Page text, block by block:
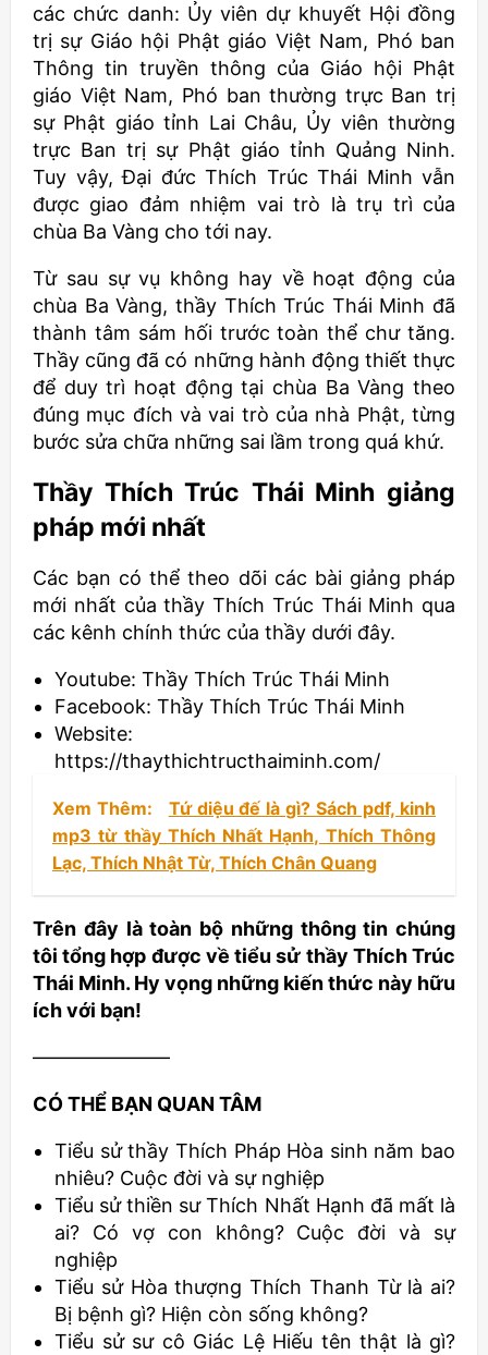
các chức danh: Ủy viên dự khuyết Hội đồng
trị sự Giáo hội Phật giáo Việt Nam, Phó ban
Thông tin truyền thông của Giáo hội Phật
giáo Việt Nam, Phó ban thường trực Ban trị
sự Phật giáo tỉnh Lai Châu, Ủy viên thường
trực Ban trị sự Phật giáo tỉnh Quảng Ninh.
Tuy vậy, Đại đức Thích Trúc Thái Minh vẫn
được giao đảm nhiệm vai trò là trụ trì của
chùa Ba Vàng cho tới nay.
Từ sau sự vụ không hay về hoạt động của
chùa Ba Vàng, thầy Thích Trúc Thái Minh đã
thành tâm sám hối trước toàn thể chư tăng.
Thầy cũng đã có những hành động thiết thực
để duy trì hoạt động tại chùa Ba Vàng theo
đúng mục đích và vai trò của nhà Phật, từng
bước sửa chữa những sai lầm trong quá khứ.
Thầy Thích Trúc Thái Minh giảng
pháp mới nhất
Các bạn có thể theo dõi các bài giảng pháp
mới nhất của thầy Thích Trúc Thái Minh qua
các kênh chính thức của thầy dưới đây.
Youtube: Thầy Thích Trúc Thái Minh
Facebook: Thầy Thích Trúc Thái Minh
Website:
https://thaythichtructhaiminh.com/
Xem Thêm:
Tứ diệu đế là gì? Sách pdf, kinh
mp3 từ thầy Thích Nhất Hạnh, Thích Thông
Lạc, Thích Nhật Từ, Thích Chân Quang
Trên đây là toàn bộ những thông tin chúng
tôi tổng hợp được về tiểu sử thầy Thích Trúc
Thái Minh. Hy vọng những kiến thức này hữu
ích với bạn!
———————
CÓ THỂ BẠN QUAN TÂM
Tiểu sử thầy Thích Pháp Hòa sinh năm bao
nhiêu? Cuộc đời và sự nghiệp
Tiểu sử thiền sư Thích Nhất Hạnh đã mất là
ai? Có vợ con không? Cuộc đời và sự
nghiệp
Tiểu sử Hòa thượng Thích Thanh Từ là ai?
Bị bệnh gì? Hiện còn sống không?
Tiểu sử sư cô Giác Lệ Hiếu tên thật là gì?